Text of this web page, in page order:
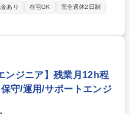
に携わっていただきます。企画～
進
らもコーディング機会があり、エ
けるような機会を提供します。 ◆
ス機能（キャッシュバックシステ
ンラインサービス（JCB Link）
職種 社内SE(アジ
界未経験OK◎
あり 在宅OK
完全週休2日制
ンジニア】残業月12h程
守/運用/サポートエンジ